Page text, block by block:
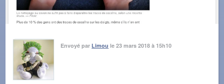
Envoyé par Limou le 23 mars 2018 à 15h10